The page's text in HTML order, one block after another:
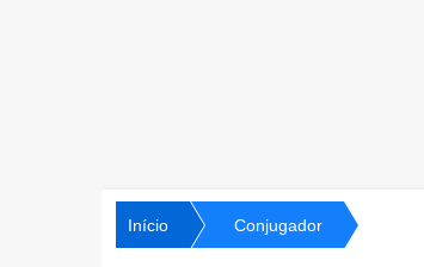
Início Conjugador